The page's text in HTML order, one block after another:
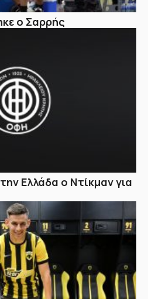
ο Σαρρής
Ελλάδα ο Ντίκμαν για